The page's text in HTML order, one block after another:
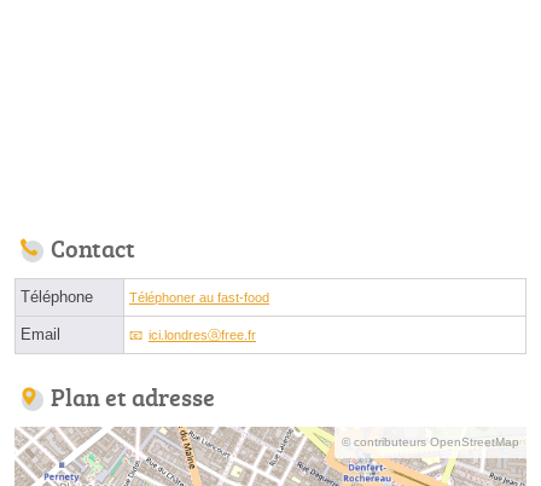
Contact
Téléphone Téléphoner au fast-food
Email ici.londresⓐfree.fr
Plan et adresse
© contributeurs OpenStreetMap